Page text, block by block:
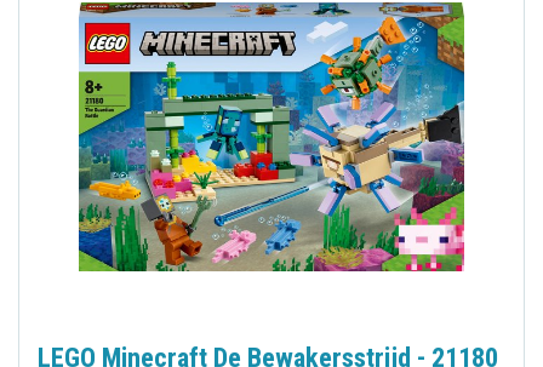
LEGO Minecraft De Bewakersstrijd - 21180